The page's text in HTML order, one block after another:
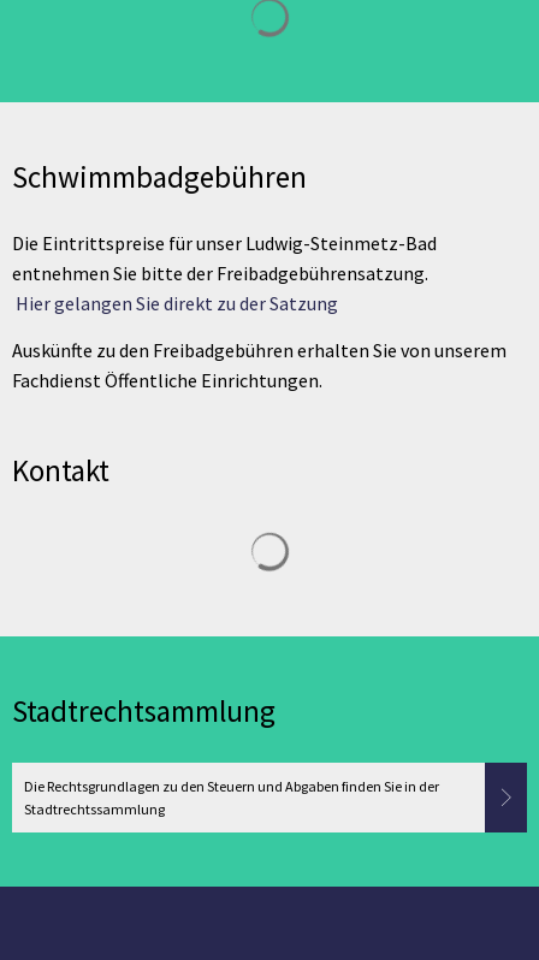
Schwimmbadgebühren
Die Eintrittspreise für unser Ludwig-Steinmetz-Bad
entnehmen Sie bitte der Freibadgebührensatzung.
Hier gelangen Sie direkt zu der Satzung
Auskünfte zu den Freibadgebühren erhalten Sie von unserem
Fachdienst Öffentliche Einrichtungen.
Kontakt
Stadtrechtsammlung
Die Rechtsgrundlagen zu den Steuern und Abgaben finden Sie in der
Stadtrechtssammlung